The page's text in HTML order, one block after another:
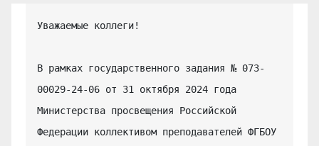
Уважаемые коллеги!
В рамках государственного задания № 073-
00029-24-06 от 31 октября 2024 года
Министерства просвещения Российской
Федерации коллективом преподавателей ФГБОУ